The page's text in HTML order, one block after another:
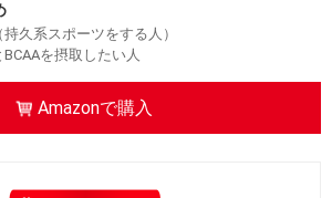
久系スポーツをする人）
を摂取したい人
Amazonで購入